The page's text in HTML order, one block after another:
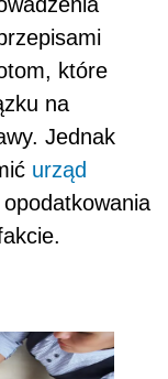
które
na
Jednak
urząd